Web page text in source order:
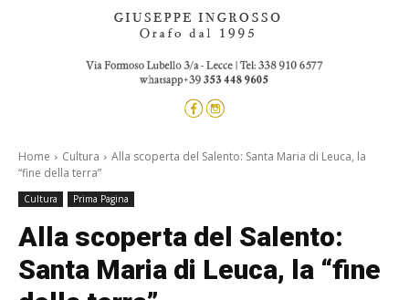
Home Cultura
Alla scoperta del Salento: Santa Maria di Leuca, la
“fine della terra”
Cultura Prima Pagina
Alla scoperta del Salento:
Santa Maria di Leuca, la “fine